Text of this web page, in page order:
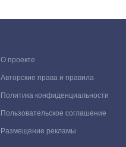
О проекте
Авторские права и правила
Политика конфиденциальности
Пользовательское соглашение
Размещение рекламы